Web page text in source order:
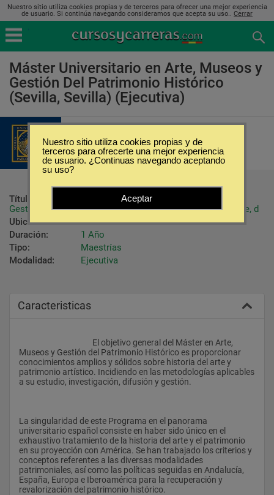
Nuestro sitio utiliza cookies propias y de terceros para ofrecer una mejor experiencia
de usuario. Si continúa navegando consideramos que acepta su uso.. Cerrar
Máster Universitario en Arte, Museos y
Gestión Del Patrimonio Histórico
(Sevilla, Sevilla) (Ejecutiva)
Universidad Pablo de Olavide
Título ofrecido:
Máster Universitario en Arte, Museos y
Gestión del Patrimonio por la Universidad Pablo de Olavide, d
Ubicación:
Sevilla - Sevilla
Duración:
1 Año
Tipo:
Maestrías
Modalidad:
Ejecutiva
Caracteristicas
Museos y Gestión del Patrimonio Histórico es proporcionar
conocimientos amplios y sólidos sobre historia del arte y
patrimonio artístico. Incidiendo en las metodologías aplicables
a su estudio, investigación, difusión y gestión.
La singularidad de este Programa en el panorama
universitario español consiste en haber sido único en el
exhaustivo tratamiento de la historia del arte y el patrimonio
en su proyección con América. Se han trabajado los criterios y
conceptos referentes a las diversas modalidades
patrimoniales, así como las políticas seguidas en Andalucía,
España, Europa e Iberoamérica para la recuperación y
revalorización del patrimonio histórico.
Nuestro sitio utiliza cookies propias y de
terceros para ofrecerte una mejor experiencia
de usuario. ¿Continuas navegando aceptando
su uso?
Aceptar